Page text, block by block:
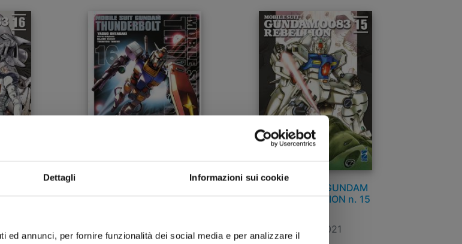
Dettagli Informazioni sui cookie
ed annunci, per fornire funzionalità dei social media e per analizzare il
n. 16
16
23/03/2022
MOBILE SUIT GUNDAM
0083 - REBELLION n. 15
22/12/2021